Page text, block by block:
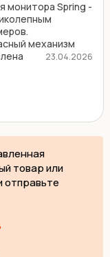
монитора Spring -
механизм
23.04.2026
товар или
отправьте